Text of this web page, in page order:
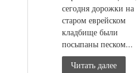
сегодня дорожки на
старом еврейском
кладбище были
посыпаны песком...
Читать далее